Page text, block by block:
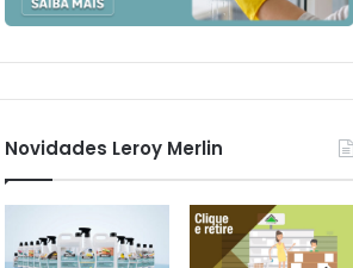
Novidades Leroy Merlin